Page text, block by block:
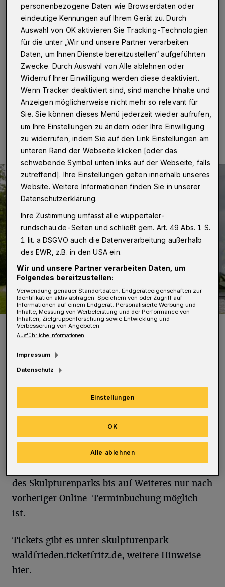
Wuppertal·Das Freigelände des Wuppertaler
Skulpturenparks Waldfrieden bleibt ohne
Einschränkungen geöffnet. Die Ausstellungshallen sind
ab Dienstag (30. März 2021) nur für Besucherinnen
und Besucher mit einem aktuellen negativen Corona-
Test zugänglich.
30.03.2021 , 09:00 Uhr Eine Minute Lesezeit
Eckehard Lowischs „Engels 2020 Skulptur“ im Skulpturenpark
Letzteres gilt auch für die Ausstellung „Joseph
Beuys. Perpetual Motion“. Gäste, die nur das
Freigelände betreten, erhalten einen Nachlass
von zwei Euro auf den regulären Ticketpreis.
des Skulpturenparks bis auf Weiteres nur nach
vorheriger Online-Terminbuchung möglich
ist.
Tickets gibt es unter skulpturenpark-
waldfrieden.ticketfritz.de, weitere Hinweise
hier.
personenbezogene Daten wie Browserdaten oder
eindeutige Kennungen auf Ihrem Gerät zu. Durch
Auswahl von OK aktivieren Sie Tracking-Technologien
für die unter „Wir und unsere Partner verarbeiten
Daten, um Ihnen Dienste bereitzustellen“ aufgeführten
Zwecke. Durch Auswahl von Alle ablehnen oder
Widerruf Ihrer Einwilligung werden diese deaktiviert.
Wenn Tracker deaktiviert sind, sind manche Inhalte und
Anzeigen möglicherweise nicht mehr so relevant für
Sie. Sie können dieses Menü jederzeit wieder aufrufen,
um Ihre Einstellungen zu ändern oder Ihre Einwilligung
zu widerrufen, indem Sie auf den Link Einstellungen am
unteren Rand der Webseite klicken [oder das
schwebende Symbol unten links auf der Webseite, falls
zutreffend]. Ihre Einstellungen gelten innerhalb unseres
Website. Weitere Informationen finden Sie in unserer
Datenschutzerklärung.
Ihre Zustimmung umfasst alle wuppertaler-
rundschau.de-Seiten und schließt gem. Art. 49 Abs. 1 S.
1 lit. a DSGVO auch die Datenverarbeitung außerhalb
des EWR, z.B. in den USA ein.
Wir und unsere Partner verarbeiten Daten, um
Folgendes bereitzustellen:
Verwendung genauer Standortdaten. Endgeräteeigenschaften zur
Identifikation aktiv abfragen. Speichern von oder Zugriff auf
Informationen auf einem Endgerät. Personalisierte Werbung und
Inhalte, Messung von Werbeleistung und der Performance von
Inhalten, Zielgruppenforschung sowie Entwicklung und
Verbesserung von Angeboten.
Ausführliche Informationen
Impressum
Datenschutz
Einstellungen
Alle ablehnen
OK